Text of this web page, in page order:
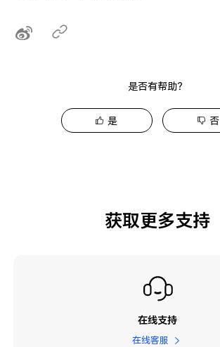
是否有帮助？
是 否
获取更多支持
在线支持
在线客服